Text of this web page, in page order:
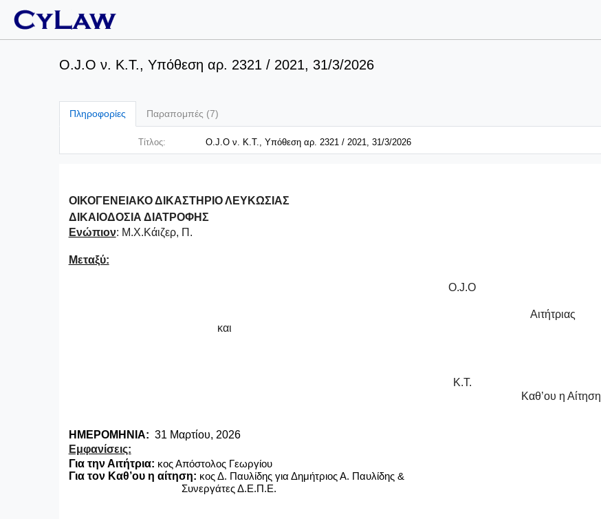
O.J.O ν. Κ.Τ., Υπόθεση αρ. 2321 / 2021, 31/3/2026
Πληροφορίες Παραπομπές (7)
Τίτλος: O.J.O ν. Κ.Τ., Υπόθεση αρ. 2321 / 2021, 31/3/2026
ΟΙΚΟΓΕΝΕΙΑΚΟ ΔΙΚΑΣΤΗΡΙΟ ΛΕΥΚΩΣΙΑΣ
ΔΙΚΑΙΟΔΟΣΙΑ ΔΙΑΤΡΟΦΗΣ
Ενώπιον: Μ.Χ.Κάιζερ, Π.
Μεταξύ:
O.J.O
Αιτήτριας
και
Κ.Τ.
Καθ’ου η Αίτηση
ΗΜΕΡΟΜΗΝΙΑ: 31 Μαρτίου, 2026
Εμφανίσεις:
Για την Αιτήτρια: κος Απόστολος Γεωργίου
Για τον Καθ’ου η αίτηση: κος Δ. Παυλίδης για Δημήτριος Α. Παυλίδης &
Συνεργάτες Δ.Ε.Π.Ε.